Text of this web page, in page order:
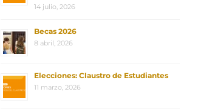
14 julio, 2026
Becas 2026
8 abril, 2026
Elecciones: Claustro de Estudiantes
11 marzo, 2026